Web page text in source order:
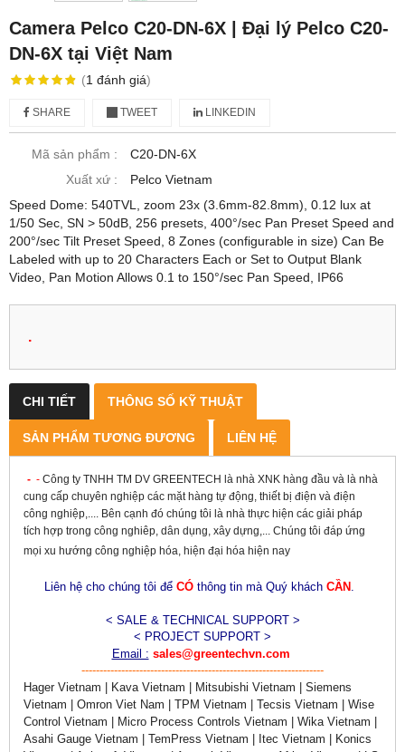
Camera Pelco C20-DN-6X | Đại lý Pelco C20-
DN-6X tại Việt Nam
(1 đánh giá)
SHARE TWEET LINKEDIN
Mã sản phẩm :
C20-DN-6X
Xuất xứ :
Pelco Vietnam
Speed Dome: 540TVL, zoom 23x (3.6mm-82.8mm), 0.12 lux at
1/50 Sec, SN > 50dB, 256 presets, 400°/sec Pan Preset Speed and
200°/sec Tilt Preset Speed, 8 Zones (configurable in size) Can Be
Labeled with up to 20 Characters Each or Set to Output Blank
Video, Pan Motion Allows 0.1 to 150°/sec Pan Speed, IP66
.
CHI TIẾT THÔNG SỐ KỸ THUẬT
SẢN PHẨM TƯƠNG ĐƯƠNG LIÊN HỆ
- - Công ty TNHH TM DV GREENTECH là nhà XNK hàng đầu và là nhà
cung cấp chuyên nghiệp các mặt hàng tự động, thiết bị điện và điện
công nghiệp,.... Bên cạnh đó chúng tôi là nhà thực hiện các giải pháp
tích hợp trong công nghiêp, dân dụng, xây dựng,... Chúng tôi đáp ứng
mọi xu hướng công nghiệp hóa, hiện đại hóa hiện nay
Liên hệ cho chúng tôi để CÓthông tin mà Quý khách CẦN .
< SALE & TECHNICAL SUPPORT >
< PROJECT SUPPORT >
Email : sales@greentechvn.com
-------------------------------------------------------------------
Hager Vietnam | Kava Vietnam | Mitsubishi Vietnam | Siemens
Vietnam | Omron Viet Nam | TPM Vietnam | Tecsis Vietnam | Wise
Control Vietnam | Micro Process Controls Vietnam | Wika Vietnam |
Asahi Gauge Vietnam | TemPress Vietnam | Itec Vietnam | Konics